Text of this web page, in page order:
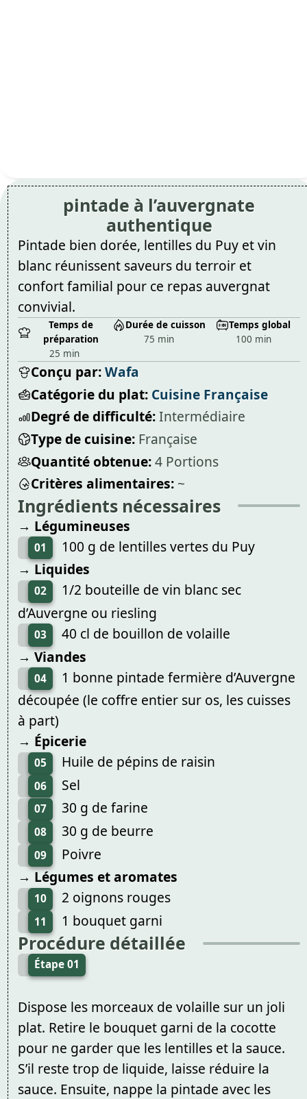
pintade à l’auvergnate
authentique
Pintade bien dorée, lentilles du Puy et vin
blanc réunissent saveurs du terroir et
confort familial pour ce repas auvergnat
convivial.
Temps de
préparation
25 min
Durée de cuisson
75 min
Temps global
100 min
Conçu par:Wafa
Catégorie du plat: Cuisine Française
Degré de difficulté:Intermédiaire
Type de cuisine: Française
Quantité obtenue:4 Portions
Critères alimentaires: ~
Ingrédients nécessaires
→ Légumineuses
01
100 g de lentilles vertes du Puy
→ Liquides
02
1/2 bouteille de vin blanc sec
d’Auvergne ou riesling
03
40 cl de bouillon de volaille
→ Viandes
04
1 bonne pintade fermière d’Auvergne
découpée (le coffre entier sur os, les cuisses
à part)
→ Épicerie
05 Huile de pépins de raisin
06 Sel
07 30 g de farine
08 30 g de beurre
09
Poivre
→ Légumes et aromates
10 2 oignons rouges
11 1 bouquet garni
Procédure détaillée
Étape 01
Dispose les morceaux de volaille sur un joli
plat. Retire le bouquet garni de la cocotte
pour ne garder que les lentilles et la sauce.
S’il reste trop de liquide, laisse réduire la
sauce. Ensuite, nappe la pintade avec les